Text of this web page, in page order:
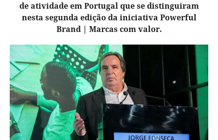
de atividade em Portugal que se distinguiram
nesta segunda edição da iniciativa Powerful
Brand | Marcas com valor.